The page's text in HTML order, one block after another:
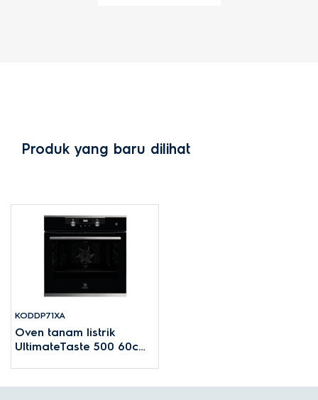
Produk yang baru dilihat
KODDP71XA
Oven tanam listrik
UltimateTaste 500 60cm